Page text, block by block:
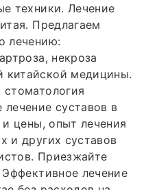
техники. Лечение
Предлагаем
лечению:
некроза
китайской медицины.
стоматология
лечение суставов в
цены, опыт лечения
и других суставов
Приезжайте
лечение